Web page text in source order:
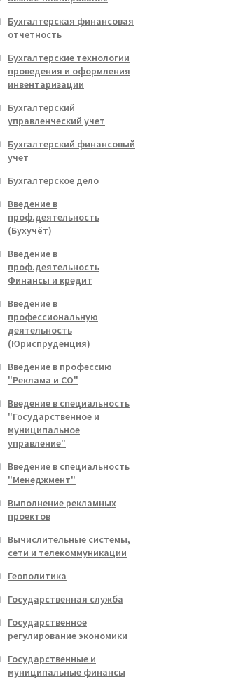
Бухгалтерская финансовая
отчетность
Бухгалтерские технологии
проведения и оформления
инвентаризации
Бухгалтерский
управленческий учет
Бухгалтерский финансовый
учет
Бухгалтерское дело
Введение в
проф.деятельность
(Бухучёт)
Введение в
проф.деятельность
Финансы и кредит
Введение в
профессиональную
деятельность
(Юриспруденция)
Введение в профессию
"Реклама и СО"
Введение в специальность
"Государственное и
муниципальное
управление"
Введение в специальность
"Менеджмент"
Выполнение рекламных
проектов
Вычислительные системы,
сети и телекоммуникации
Геополитика
Государственная служба
Государственное
регулирование экономики
Государственные и
муниципальные финансы